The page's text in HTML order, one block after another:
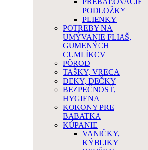
PREBAĽOVACIE
PODLOŽKY
PLIENKY
POTREBY NA
UMÝVANIE FLIAŠ,
GUMENÝCH
CUMLÍKOV
PÔROD
TAŠKY, VRECA
DEKY, DEČKY
BEZPEČNOSŤ,
HYGIENA
KOKONY PRE
BABATKA
KÚPANIE
VANIČKY,
KÝBLIKY